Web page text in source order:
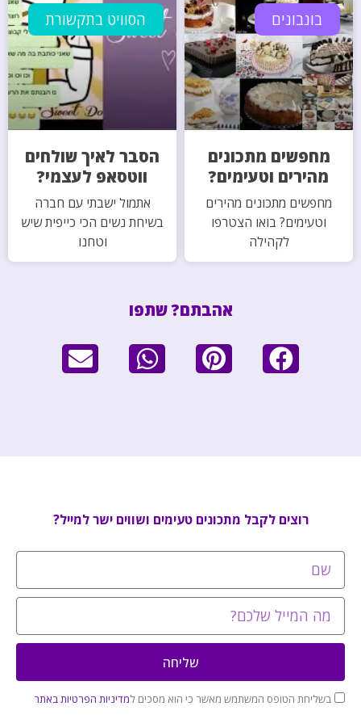
בונבונים
מחפשים מתכונים
מהירים וטעימים?
מחפשים מתכונים מהירים
וטעימים? בואו הצטרפו
לקהילה
הסוויט בתקשורת
הסבר לאיך שולחים
ווטסאפ לעצמי?
אתמול ישבתי עם חברה
בשיחת נשים הכי כייפית שיש
וטחנו
אהבתם? שתפו
רוצים לקבל מתכונים טעימים ושווים ישר למייל?
בשליחת הטופס המשתמש מאשר כי הוא מסכים למדיניות הפרטיות באתר
שליחה